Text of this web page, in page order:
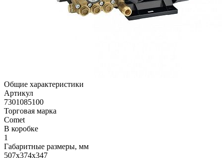
Общие характеристики
Артикул
7301085100
Торговая марка
Comet
В коробке
1
Габаритные размеры, мм
507x374x347